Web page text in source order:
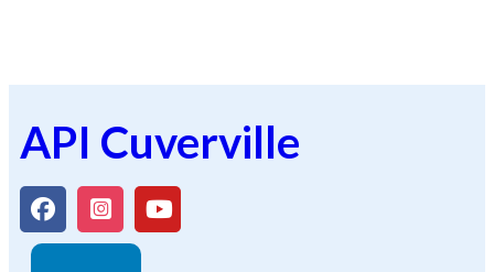
API Cuverville